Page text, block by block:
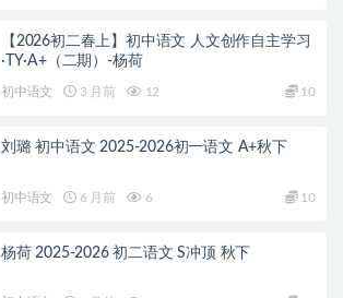
【2026初二春上】初中语文 人文创作自主学习
·TY·A+（二期）-杨荷
初中语文 3 月前 12 10
刘璐 初中语文 2025-2026初一语文 A+秋下
初中语文 6 月前 6 10
杨荷 2025-2026 初二语文 S冲顶 秋下